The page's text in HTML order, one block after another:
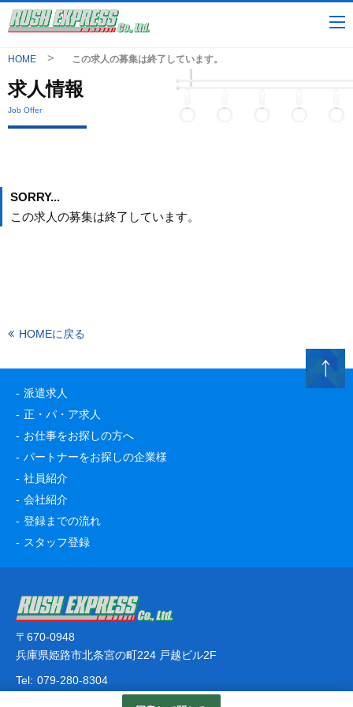
HOME この求人の募集は終了しています。
求人情報
Job Offer
SORRY...
この求人の募集は終了しています。
HOMEに戻る
派遣求人
正・パ・ア求人
お仕事をお探しの方へ
パートナーをお探しの企業様
社員紹介
会社紹介
登録までの流れ
スタッフ登録
〒670-0948
兵庫県姫路市北条宮の町224 戸越ビル2F
Tel: 079-280-8304